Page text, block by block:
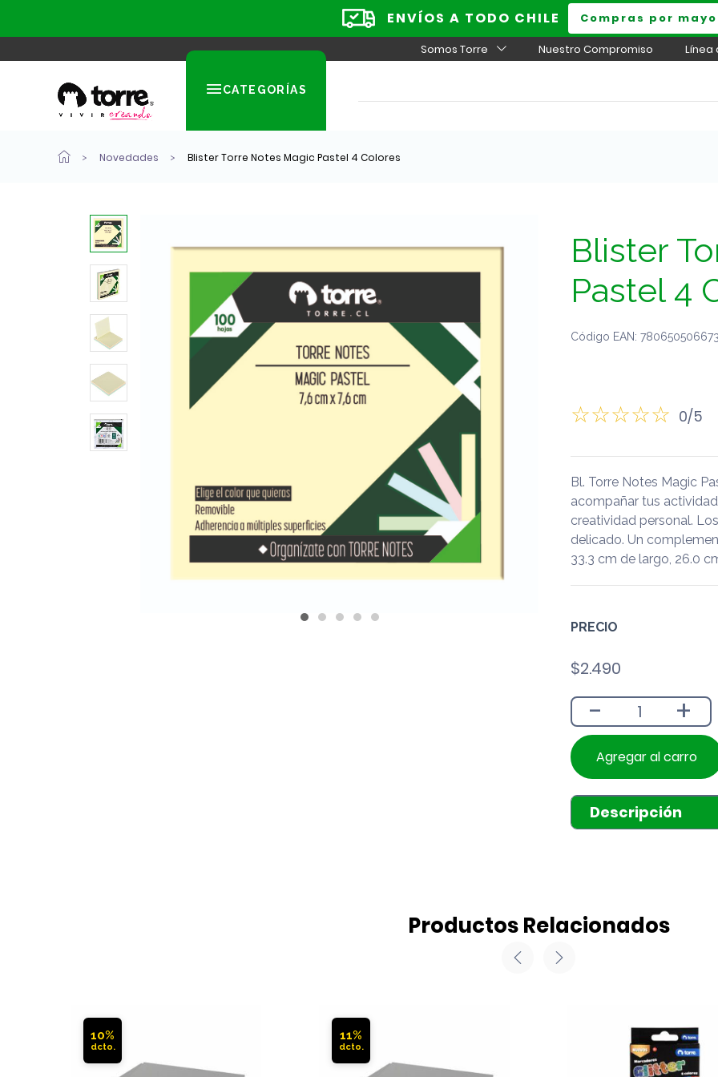
ENVÍOS A TODO CHILE Compras por
Somos Torre Nuestro Compromiso Línea
CATEGORÍAS
Novedades Blister Torre Notes Magic Pastel 4 Colores
Blister
Pastel 4
Código EAN:
0/5
Bl. Torre Notes Magic
acompañar tus
creatividad personal.
delicado. Un
33.3 cm de largo, 26.0
PRECIO
$2.490
- +
Agregar al carro
Descripción
Productos Relacionados
10% 11%